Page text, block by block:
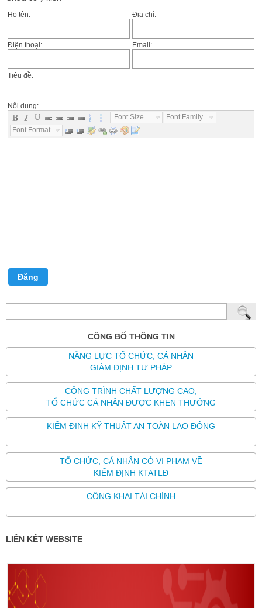
Họ tên: Địa chỉ:
Điện thoại: Email:
Tiêu đề:
Nội dung:
Font Size...
Font Family...
Font Format...
Đăng
CÔNG BỐ THÔNG TIN
NĂNG LỰC TỔ CHỨC, CÁ NHÂN
GIÁM ĐỊNH TƯ PHÁP
CÔNG TRÌNH CHẤT LƯỢNG CAO,
TỔ CHỨC CÁ NHÂN ĐƯỢC KHEN THƯỞNG
KIỂM ĐỊNH KỸ THUẬT AN TOÀN LAO ĐỘNG
TỔ CHỨC, CÁ NHÂN CÓ VI PHẠM VỀ
KIỂM ĐỊNH KTATLĐ
CÔNG KHAI TÀI CHÍNH
LIÊN KẾT WEBSITE